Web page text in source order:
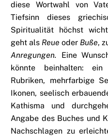
diese Wortwahl von
Tiefsinn dieses
Spiritualität höchst
geht als Reue oder Buße,
Anregungen. Eine
könnte beinhalten:
Rubriken, mehrfarbige
Ikonen, seelisch
Kathisma und
Angabe des Buches und
Nachschlagen zu